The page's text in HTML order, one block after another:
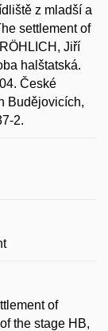
z mladší a
settlement of
Jiří
halštatská.
České
Budějovicích,
2.
of
the stage HB,